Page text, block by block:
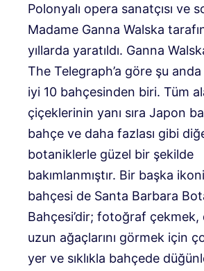
Polonyalı opera sanatçısı ve
Madame Ganna Walska
yıllarda yaratıldı. Ganna
The Telegraph’a göre şu
iyi 10 bahçesinden biri. Tüm
çiçeklerinin yanı sıra Japon
bahçe ve daha fazlası gibi
botaniklerle güzel bir şekilde
bakımlanmıştır. Bir başka
bahçesi de Santa Barbara
Bahçesi’dir; fotoğraf çekmek,
uzun ağaçlarını görmek için
yer ve sıklıkla bahçede